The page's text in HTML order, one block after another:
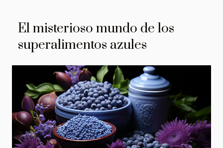
El misterioso mundo de los
superalimentos azules